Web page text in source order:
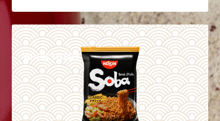
WHERE TO BUY
DETAILS